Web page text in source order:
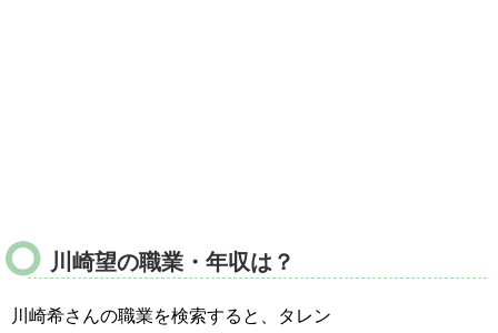
川崎望の職業・年収は？
川崎希さんの職業を検索すると、タレン